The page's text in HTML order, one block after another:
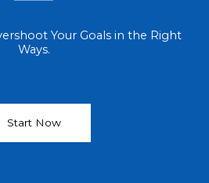
Your Goals in the Right
Ways.
Start Now